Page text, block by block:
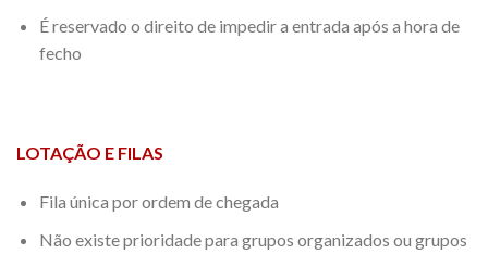
É reservado o direito de impedir a entrada após a hora de
fecho
LOTAÇÃO E FILAS
Fila única por ordem de chegada
Não existe prioridade para grupos organizados ou grupos